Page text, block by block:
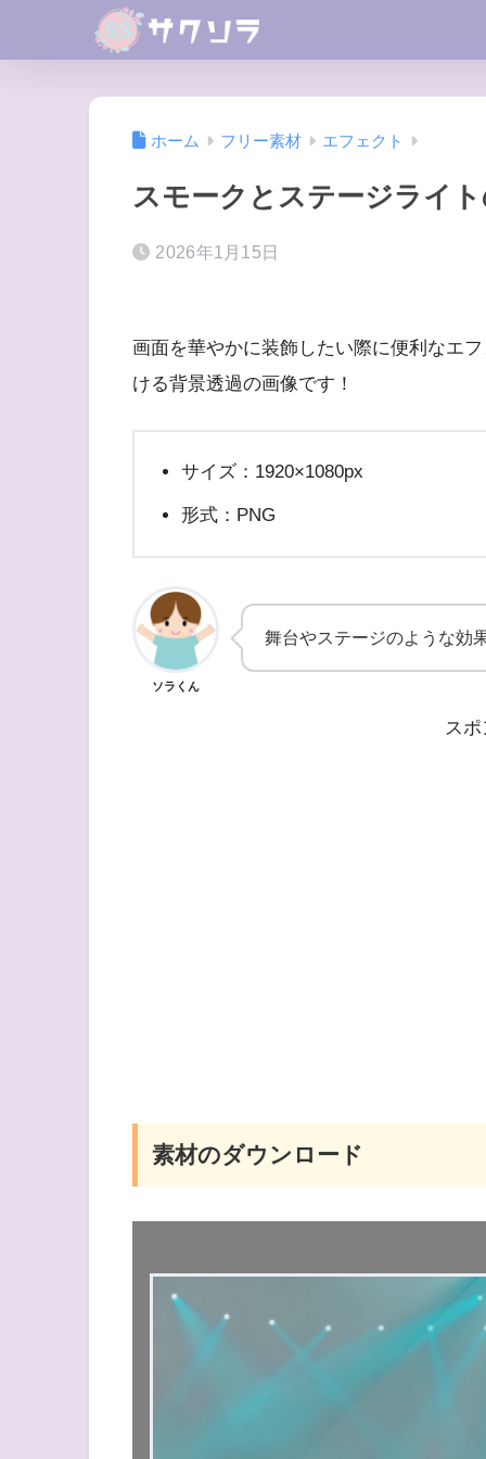
ホーム フリー素材 エフェクト
スモークとステージライ
2026年1月15日
画面を華やかに装飾したい際に便利なエ
ける背景透過の画像です！
サイズ：1920×1080px
形式：PNG
ソラくん
舞台やステージのような効
ス
素材のダウンロード